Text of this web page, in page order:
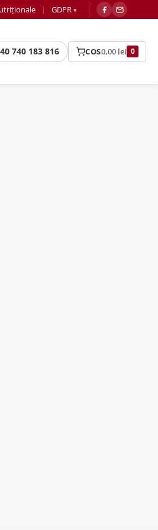
GDPR
740 183 816 COS0,00 lei 0